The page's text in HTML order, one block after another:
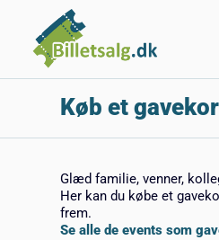
Køb et
Glæd familie, venner,
Her kan du købe et
frem.
Se alle de events som